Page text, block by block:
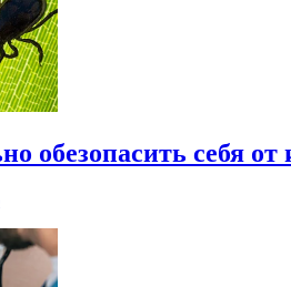
обезопасить себя